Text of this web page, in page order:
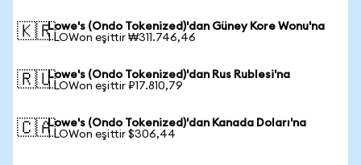
🇰🇷Lowe's (Ondo Tokenized)'dan Güney Kore Wonu'na
1 LOWon eşittir ₩311.746,46
🇷🇺Lowe's (Ondo Tokenized)'dan Rus Rublesi'na
1 LOWon eşittir ₽17.810,79
🇨🇦Lowe's (Ondo Tokenized)'dan Kanada Doları'na
1 LOWon eşittir $306,44